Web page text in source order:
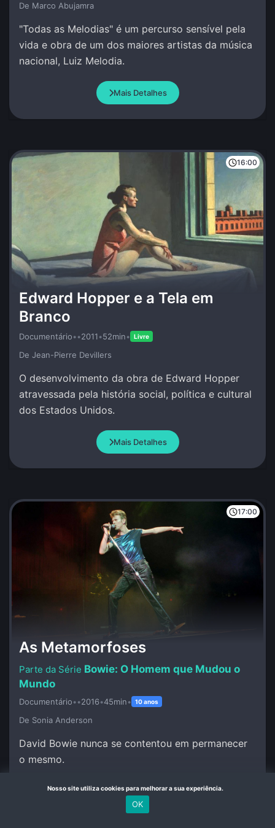
De Marco Abujamra
"Todas as Melodias" é um percurso sensível pela
vida e obra de um dos maiores artistas da música
nacional, Luiz Melodia.
Mais Detalhes
16:00
Edward Hopper e a Tela em
Branco
Documentário••2011•52min• Livre
De Jean-Pierre Devillers
O desenvolvimento da obra de Edward Hopper
atravessada pela história social, política e cultural
dos Estados Unidos.
Mais Detalhes
17:00
As Metamorfoses
Bowie: O Homem que Mudou o
Mundo
Documentário••2016•45min• 10 anos
De Sonia Anderson
David Bowie nunca se contentou em permanecer
o mesmo.
Mais Detalhes
Nosso site utiliza cookies para melhorar a sua experiência.
OK